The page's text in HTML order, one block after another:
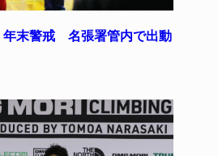
年末警戒 名張署管内で出動